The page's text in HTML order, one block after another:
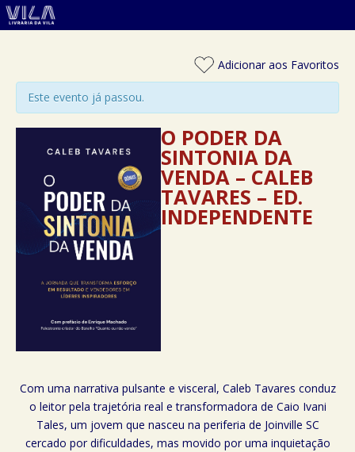
Adicionar aos Favoritos
Este evento já passou.
O PODER DA
SINTONIA DA
VENDA – CALEB
TAVARES – ED.
INDEPENDENTE
Com uma narrativa pulsante e visceral, Caleb Tavares conduz
o leitor pela trajetória real e transformadora de Caio Ivani
Tales, um jovem que nasceu na periferia de Joinville SC
cercado por dificuldades, mas movido por uma inquietação